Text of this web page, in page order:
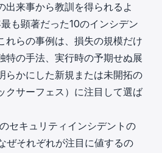
出来事から教訓を得られるよ
も顕著だった10のインシデン
れらの事例は、損失の規模だけ
特の手法、実行時の予期せぬ展
らかにした新規または未開拓の
クサーフェス）に注目して選ば
セキュリティインシデントの
ぜそれぞれが注目に値するの